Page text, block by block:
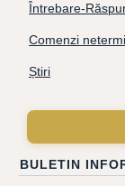
Întrebare-
Comenzi
Știri
BULETIN